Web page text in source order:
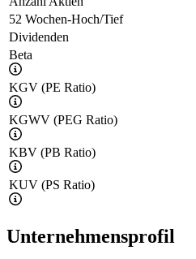
52 Wochen-Hoch/Tief
Dividenden
Beta
KGV (PE Ratio)
KGWV (PEG Ratio)
KBV (PB Ratio)
KUV (PS Ratio)
Unternehmensprofil